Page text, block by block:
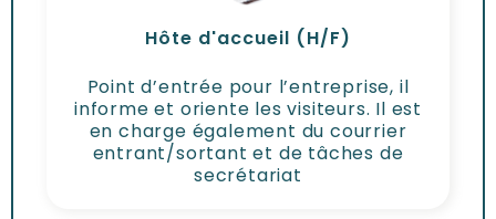
Hôte d'accueil (H/F)
Point d’entrée pour l’entreprise, il
informe et oriente les visiteurs. Il est
en charge également du courrier
entrant/sortant et de tâches de
secrétariat